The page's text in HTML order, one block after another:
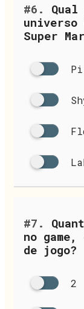
#6.
Qual
universo
Super
#7.
no game,
de jogo?
2